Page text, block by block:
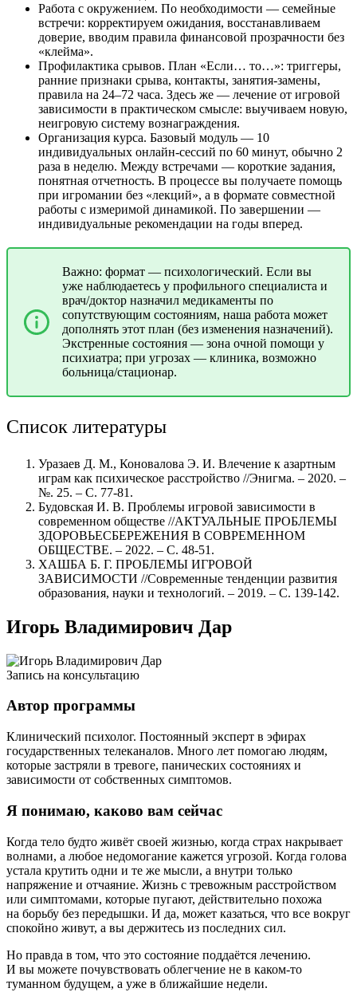
Работа с окружением. По необходимости — семейные
встречи: корректируем ожидания, восстанавливаем
доверие, вводим правила финансовой прозрачности без
«клейма».
Профилактика срывов. План «Если… то…»: триггеры,
ранние признаки срыва, контакты, занятия-замены,
правила на 24–72 часа. Здесь же — лечение от игровой
зависимости в практическом смысле: выучиваем новую,
неигровую систему вознаграждения.
Организация курса. Базовый модуль — 10
индивидуальных онлайн-сессий по 60 минут, обычно 2
раза в неделю. Между встречами — короткие задания,
понятная отчетность. В процессе вы получаете помощь
при игромании без «лекций», а в формате совместной
работы с измеримой динамикой. По завершении —
индивидуальные рекомендации на годы вперед.
Важно: формат — психологический. Если вы
уже наблюдаетесь у профильного специалиста и
врач/доктор назначил медикаменты по
сопутствующим состояниям, наша работа может
дополнять этот план (без изменения назначений).
Экстренные состояния — зона очной помощи у
психиатра; при угрозах — клиника, возможно
больница/стационар.
Список литературы
Уразаев Д. М., Коновалова Э. И. Влечение к азартным
играм как психическое расстройство //Энигма. – 2020. –
№. 25. – С. 77-81.
Будовская И. В. Проблемы игровой зависимости в
современном обществе //АКТУАЛЬНЫЕ ПРОБЛЕМЫ
ЗДОРОВЬЕСБЕРЕЖЕНИЯ В СОВРЕМЕННОМ
ОБЩЕСТВЕ. – 2022. – С. 48-51.
ХАШБА Б. Г. ПРОБЛЕМЫ ИГРОВОЙ
ЗАВИСИМОСТИ //Современные тенденции развития
образования, науки и технологий. – 2019. – С. 139-142.
Игорь Владимирович Дар
Запись на консультацию
Автор программы
Клинический психолог. Постоянный эксперт в эфирах
государственных телеканалов. Много лет помогаю людям,
которые застряли в тревоге, панических состояниях и
зависимости от собственных симптомов.
Я понимаю, каково вам сейчас
Когда тело будто живёт своей жизнью, когда страх накрывает
волнами, а любое недомогание кажется угрозой. Когда голова
устала крутить одни и те же мысли, а внутри только
напряжение и отчаяние. Жизнь с тревожным расстройством
или симптомами, которые пугают, действительно похожа
на борьбу без передышки. И да, может казаться, что все вокруг
спокойно живут, а вы держитесь из последних сил.
Но правда в том, что это состояние поддаётся лечению.
И вы можете почувствовать облегчение не в каком‑то
туманном будущем, а уже в ближайшие недели.